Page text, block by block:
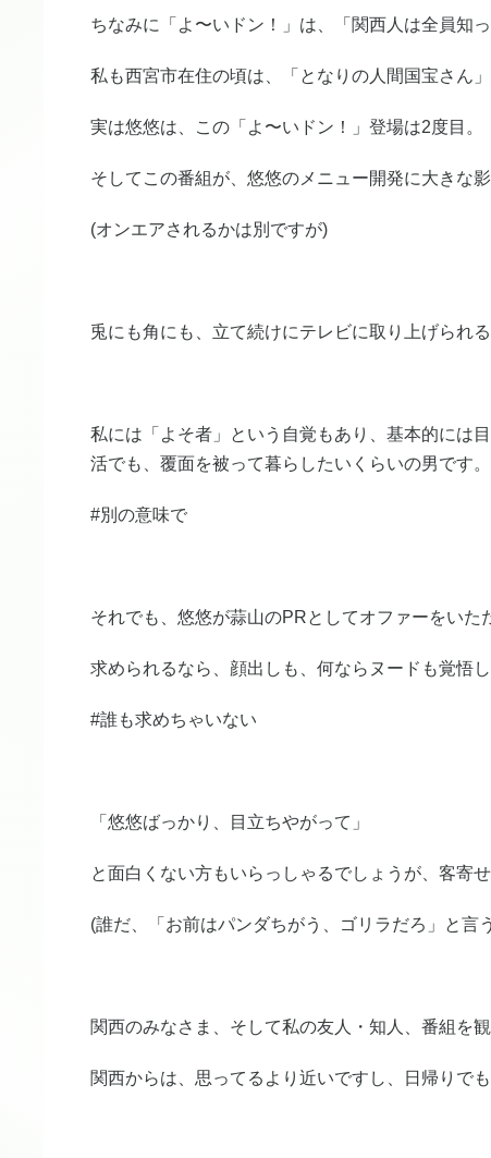
ちなみに「よ〜いドン！」は、「関西人は全員知
私も西宮市在住の頃は、「となりの人間国宝さん
実は悠悠は、この「よ〜いドン！」登場は2度目。
そしてこの番組が、悠悠のメニュー開発に大きな
(オンエアされるかは別ですが)
兎にも角にも、立て続けにテレビに取り上げられ
私には「よそ者」という自覚もあり、基本的には
活でも、覆面を被って暮らしたいくらいの男です。
#別の意味で
それでも、悠悠が蒜山のPRとしてオファーをいた
求められるなら、顔出しも、何ならヌードも覚悟し
#誰も求めちゃいない
「悠悠ばっかり、目立ちやがって」
と面白くない方もいらっしゃるでしょうが、客寄
(誰だ、「お前はパンダちがう、ゴリラだろ」と言
関西のみなさま、そして私の友人・知人、番組を
関西からは、思ってるより近いですし、日帰りで